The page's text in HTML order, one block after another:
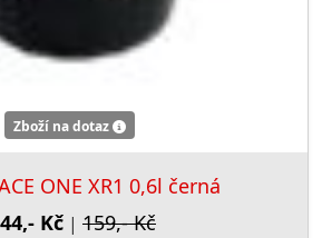
Zboží na dotaz
ONE XR1 0,6l černá
Kč | 159,- Kč